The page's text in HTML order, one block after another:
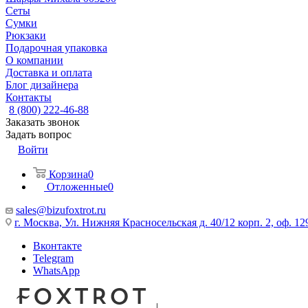
Сеты
Сумки
Рюкзаки
Подарочная упаковка
О компании
Доставка и оплата
Блог дизайнера
Контакты
8 (800) 222-46-88
Заказать звонок
Задать вопрос
Войти
Корзина0
Отложенные0
sales@bizufoxtrot.ru
г. Москва, Ул. Нижняя Красносельская д. 40/12 корп. 2, оф.
Вконтакте
Telegram
WhatsApp